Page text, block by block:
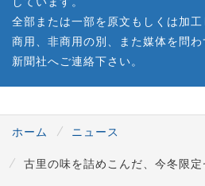
全部または一部を原文もしくは加工
商用、非商用の別、また媒体を問
新聞社へご連絡下さい。
ホーム
ニュース
古里の味を詰めこんだ、今冬限